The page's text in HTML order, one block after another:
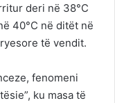
deri në 38°C
40°C në ditët në
të vendit.
fenomeni
ku masa të